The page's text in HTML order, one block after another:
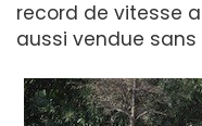
record de vitesse
aussi vendue sans